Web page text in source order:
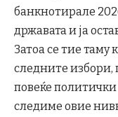
банкнотирале
државата и ја
Затоа се тие таму
следните избори,
повеќе
следиме овие